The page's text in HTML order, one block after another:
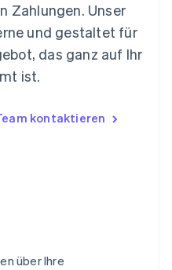
Zahlungen. Unser
und gestaltet für
das ganz auf Ihr
ist.
kontaktieren
über Ihre